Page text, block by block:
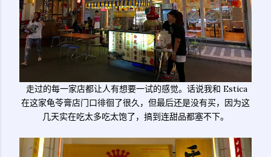
走过的每一家店都让人有想要一试的感觉。话说我和 Estica
在这家龟苓膏店门口徘徊了很久，但最后还是没有买，因为这
几天实在吃太多吃太饱了，搞到连甜品都塞不下。